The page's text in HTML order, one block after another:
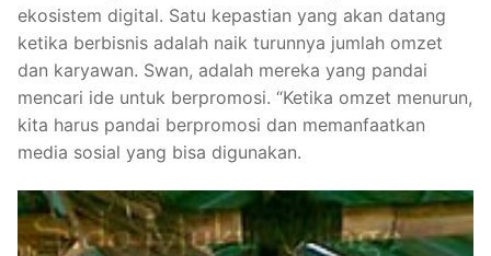
ekosistem digital. Satu kepastian yang akan datang
ketika berbisnis adalah naik turunnya jumlah omzet
dan karyawan. Swan, adalah mereka yang pandai
mencari ide untuk berpromosi. “Ketika omzet menurun,
kita harus pandai berpromosi dan memanfaatkan
media sosial yang bisa digunakan.